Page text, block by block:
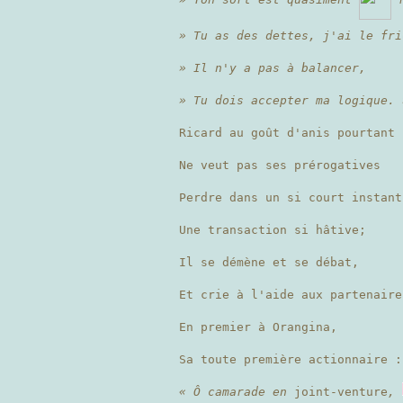
» Tu as des dettes, j'ai le
» Il n'y a pas à balancer,
» Tu dois accepter ma logique.
Ricard au goût d'anis pourtant
Ne veut pas ses prérogatives
Perdre dans un si court
Une transaction si hâtive;
Il se démène et se débat,
Et crie à l'aide aux
En premier à Orangina,
Sa toute première actionnaire :
« Ô camarade en joint-venture ,